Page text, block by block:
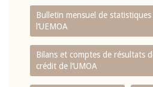
Bulletin mensuel de
l‘UEMOA
Bilans et comptes de résultats
crédit de l‘UMOA